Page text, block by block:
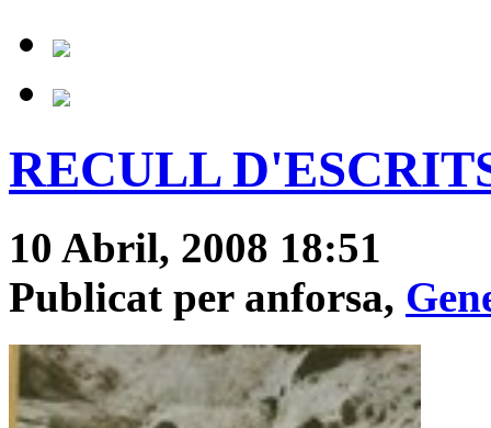
RECULL
10 Abril, 2008 18:51
Publicat per anforsa,